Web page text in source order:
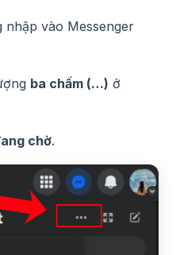
nhập vào Messenger
ba chấm (…) ở
chờ.